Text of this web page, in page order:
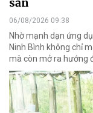
06/08/2026 09:38
Nhờ mạnh dạn ứng
Ninh Bình không chỉ
mà còn mở ra hướng